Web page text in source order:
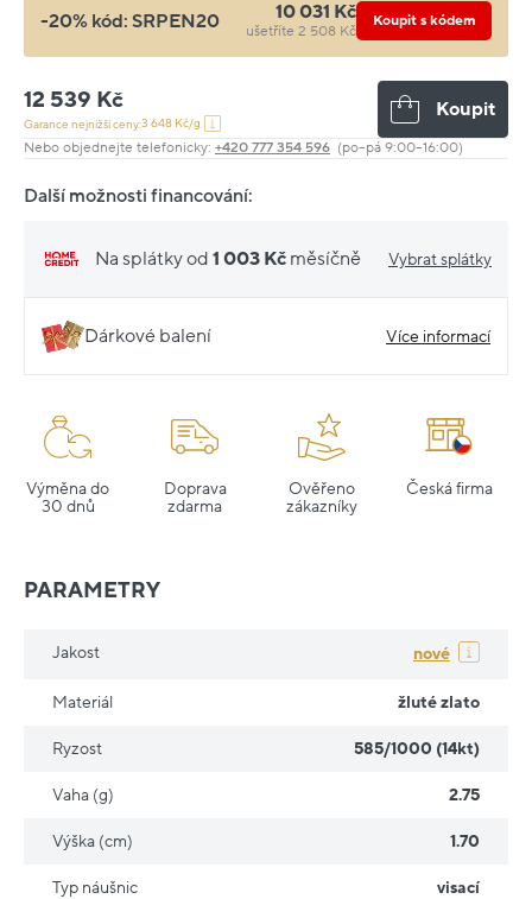
-20% kód: SRPEN20 10 031 Kč
ušetříte 2 508 Kč
Koupit s kódem
12 539 Kč
Garance nejnižší ceny:3 648 Kč/g
Koupit
Nebo objednejte telefonicky: +420 777 354 596 (po–pá 9:00–16:00)
Další možnosti financování:
Na splátky od 1 003 Kč měsíčně Vybrat splátky
Dárkové balení Více informací
Výměna do
30 dnů
Doprava
zdarma
Ověřeno
zákazníky
Česká firma
PARAMETRY
Jakost nové
Materiál žluté zlato
Ryzost 585/1000 (14kt)
Vaha (g) 2.75
Výška (cm) 1.70
Typ náušnic visací